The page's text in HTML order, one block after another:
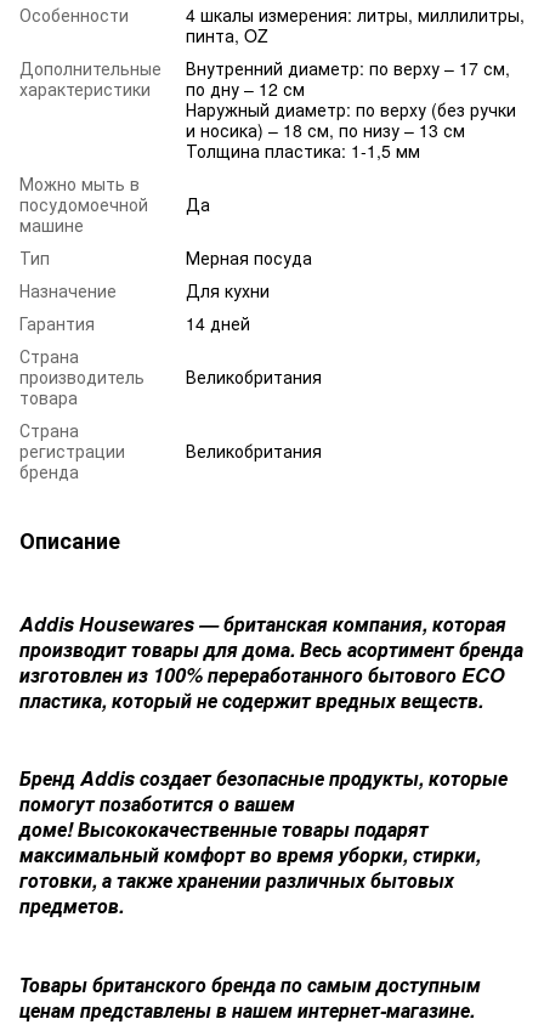
Особенности
4 шкалы измерения: литры, миллилитры,
пинта, OZ
Дополнительные
характеристики
Внутренний диаметр: по верху – 17 см,
по дну – 12 см
Наружный диаметр: по верху (без ручки
и носика) – 18 см, по низу – 13 см
Толщина пластика: 1-1,5 мм
Можно мыть в
посудомоечной
машине
Да
Тип
Мерная посуда
Назначение
Для кухни
Гарантия
14 дней
Страна
производитель
товара
Великобритания
Страна
регистрации
бренда
Великобритания
Описание
Addis Housewares — британская компания, которая
производит товары для дома. Весь асортимент бренда
изготовлен из 100% переработанного бытового ECO
пластика, который не содержит вредных веществ.
Бренд Addis создает безопасные продукты, которые
помогут позаботится о вашем
доме! Высококачественные товары подарят
максимальный комфорт во время уборки, стирки,
готовки, а также хранении различных бытовых
предметов.
Товары британского бренда по самым доступным
ценам представлены в нашем интернет-магазине.